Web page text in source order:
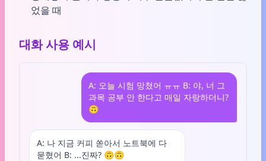
었을 때
대화 사용 예시
A: 오늘 시험 망쳤어 ㅠㅠ B: 야, 너 그
과목 공부 안 한다고 매일 자랑하더니?
🙃
A: 나 지금 커피 쏟아서 노트북에 다
묻혔어 B: ...진짜? 🙃🙃